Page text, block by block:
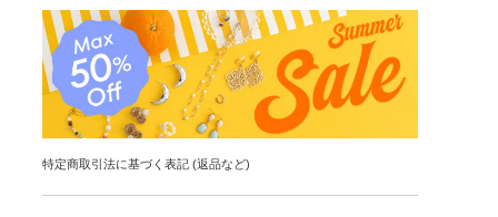
特定商取引法に基づく表記 (返品など)